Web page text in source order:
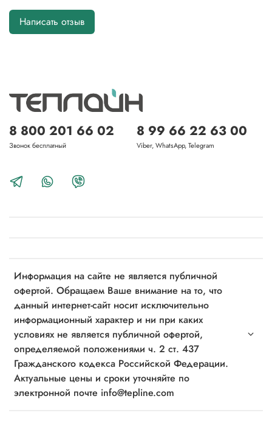
Написать отзыв
Информация на сайте не является публичной
офертой. Обращаем Ваше внимание на то, что
данный интернет-сайт носит исключительно
информационный характер и ни при каких
условиях не является публичной офертой,
определяемой положениями ч. 2 ст. 437
Гражданского кодекса Российской Федерации.
Актуальные цены и сроки уточняйте по
электронной почте info@tepline.com
8 800 201 66 02
Звонок бесплатный
8 99 66 22 63 00
Viber, WhatsApp, Telegram